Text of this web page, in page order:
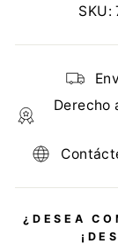
SKU:
Derecho
¿DESEA